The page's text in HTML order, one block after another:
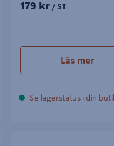
179 kr / ST
Läs mer
Se lagerstatus i din